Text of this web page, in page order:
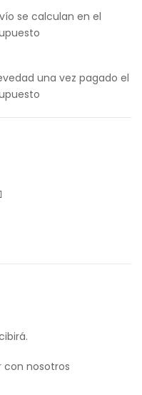
se calculan en el
una vez pagado el
nosotros